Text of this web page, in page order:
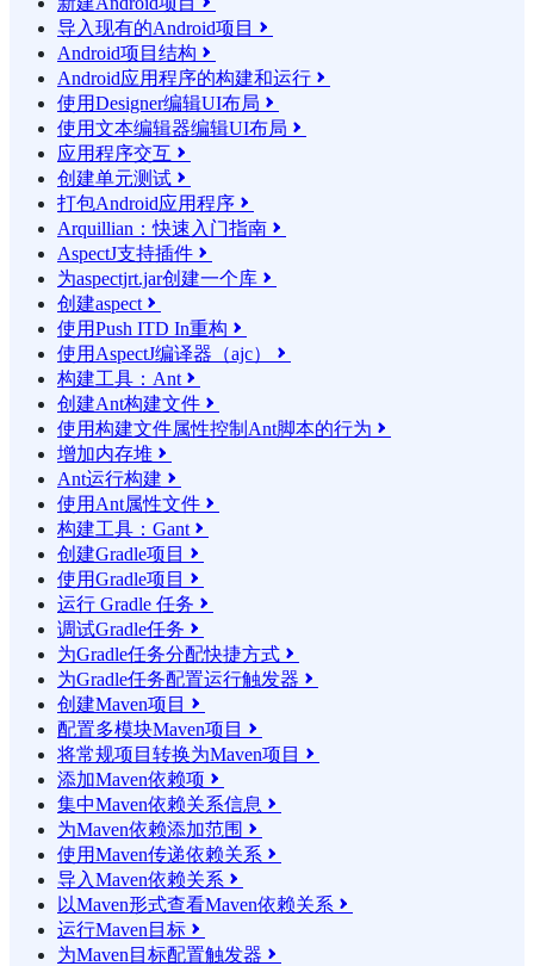
导入现有的Android项目 
Android项目结构 
Android应用程序的构建和运行 
使用Designer编辑UI布局 
使用文本编辑器编辑UI布局 
应用程序交互 
创建单元测试 
打包Android应用程序 
Arquillian：快速入门指南 
AspectJ支持插件 
为aspectjrt.jar创建一个库 
创建aspect 
使用Push ITD In重构 
使用AspectJ编译器（ajc） 
构建工具：Ant 
创建Ant构建文件 
使用构建文件属性控制Ant脚本的行为 
增加内存堆 
Ant运行构建 
使用Ant属性文件 
构建工具：Gant 
创建Gradle项目 
使用Gradle项目 
运行 Gradle 任务 
调试Gradle任务 
为Gradle任务分配快捷方式 
为Gradle任务配置运行触发器 
创建Maven项目 
配置多模块Maven项目 
将常规项目转换为Maven项目 
添加Maven依赖项 
集中Maven依赖关系信息 
为Maven依赖添加范围 
使用Maven传递依赖关系 
导入Maven依赖关系 
以Maven形式查看Maven依赖关系 
运行Maven目标 
为Maven目标配置触发器 